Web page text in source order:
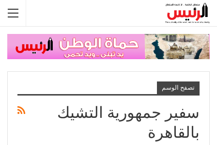
تصفح الوسم
سفير جمهورية التشيك
بالقاهرة